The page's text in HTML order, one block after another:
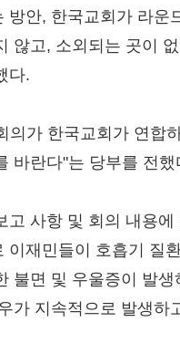
방안, 한국교회가 라운
않고, 소외되는 곳이
다.
의가 한국교회가 연합
바란다"는 당부를 전했
고 사항 및 회의 내용에
재민들이 호흡기 질
불면 및 우울증이 발생
가 지속적으로 발생하